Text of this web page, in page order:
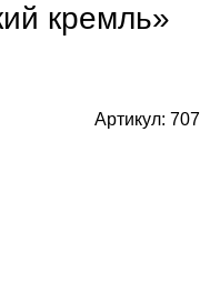
кремль»
Артикул: 707